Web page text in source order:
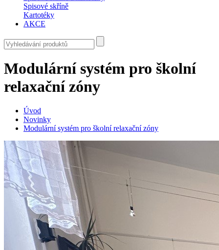
Spisové skříně
Kartotéky
AKCE
Modulární systém pro školní
relaxační zóny
Úvod
Novinky
Modulární systém pro školní relaxační zóny